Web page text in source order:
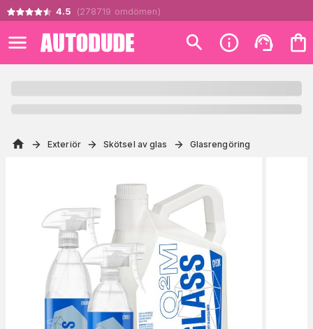
4.5 (278719 omdömen )
Exteriör Skötsel av glas Glasrengöring